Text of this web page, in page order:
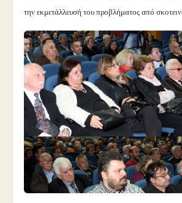
την εκμετάλλευσή του προβλήματος από